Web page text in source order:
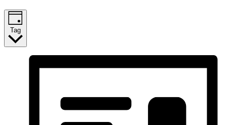
Tag